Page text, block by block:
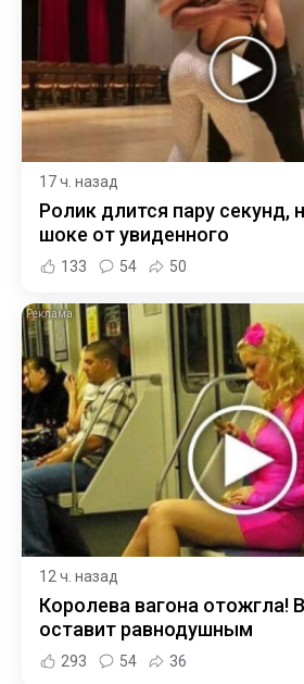
17 ч. назад
Ролик длится пару секунд,
шоке от увиденного
133 54 50
12 ч. назад
Королева вагона отожгла!
оставит равнодушным
293 54 36